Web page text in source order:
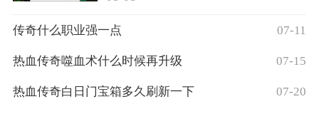
传奇什么职业强一点 07-11
热血传奇噬血术什么时候再升级 07-15
热血传奇白日门宝箱多久刷新一下 07-20